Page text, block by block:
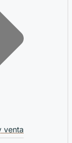
venta